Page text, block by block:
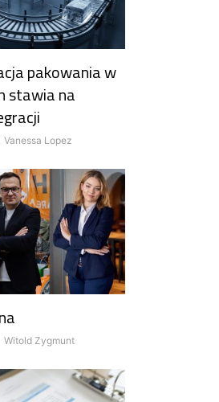
pakowania w
stawia na
Vanessa Lopez
Witold Zygmunt